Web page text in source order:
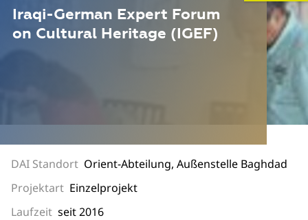
Iraqi-German Expert Forum
on Cultural Heritage (IGEF)
DAI Standort Orient-Abteilung, Außenstelle Baghdad
Projektart Einzelprojekt
Laufzeit seit 2016